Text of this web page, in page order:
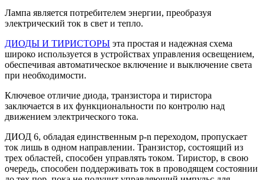
Лампа является потребителем энергии, преобразуя
электрический ток в свет и тепло.
ДИОДЫ И ТИРИСТОРЫ эта простая и надежная схема
широко используется в устройствах управления освещением,
обеспечивая автоматическое включение и выключение света
при необходимости.
Ключевое отличие диода, транзистора и тиристора
заключается в их функциональности по контролю над
движением электрического тока.
ДИОД 6, обладая единственным p-n переходом, пропускает
ток лишь в одном направлении. Транзистор, состоящий из
трех областей, способен управлять током. Тиристор, в свою
очередь, способен поддерживать ток в проводящем состоянии